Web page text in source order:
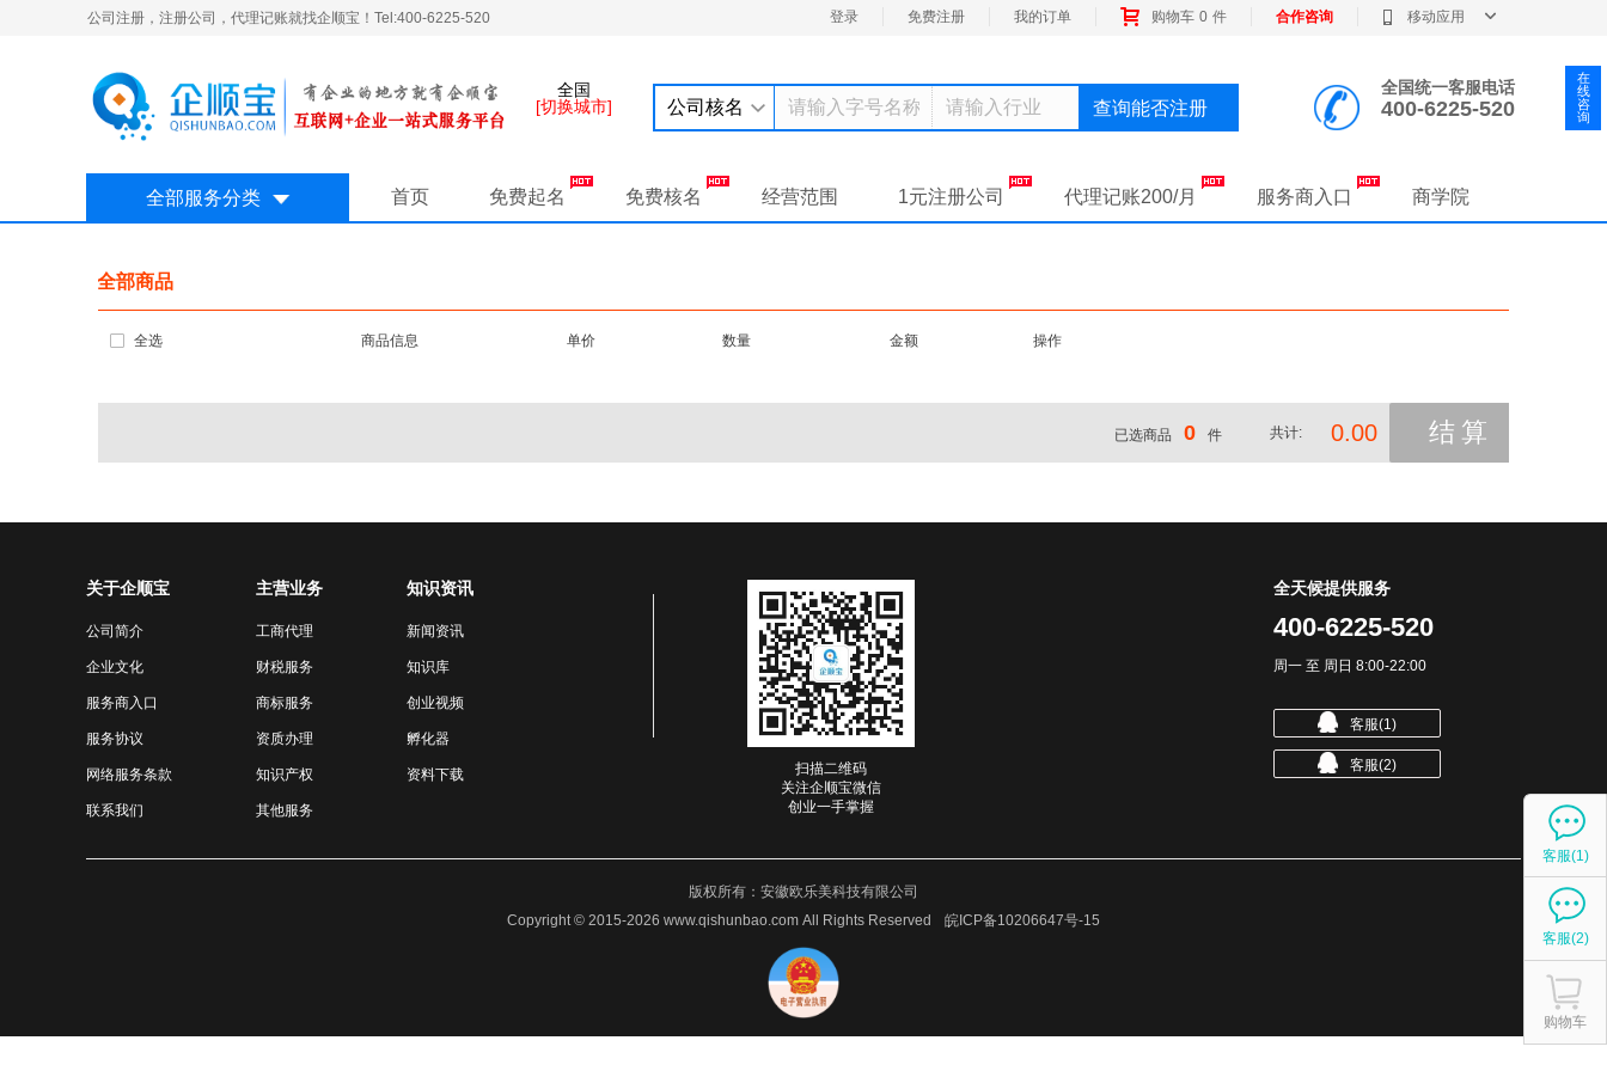
公司注册，注册公司，代理记账就找企顺宝！Tel:400-6225-520 登录 免费注册 我的订单 购物车 0 件 合作咨询 移动应用
全国
[切换城市]
公司核名 查询能否注册
全国统一客服电话
400-6225-520
全部服务分类 首页 免费起名 免费核名 经营范围 1元注册公司 代理记账200/月 服务商入口 商学院
客服(1)
客服(2)
购物车
全部商品
全选 商品信息 单价 数量 金额 操作
已选商品 0 件 共计: 0.00 结算
关于企顺宝
公司简介
企业文化
服务商入口
服务协议
网络服务条款
联系我们
主营业务
工商代理
财税服务
商标服务
资质办理
知识产权
其他服务
知识资讯
新闻资讯
知识库
创业视频
孵化器
资料下载
扫描二维码
关注企顺宝微信
创业一手掌握
全天候提供服务
400-6225-520
周一 至 周日 8:00-22:00
客服(1)
客服(2)
版权所有： 安徽欧乐美科技有限公司
Copyright © 2015-2026 www.qishunbao.com All Rights Reserved
皖ICP备10206647号-15
在
线
咨
询